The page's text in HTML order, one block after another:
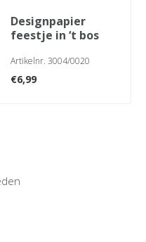
designpapier
feestje in ‘t bos
Artikelnr. 3004/0020
€6,99